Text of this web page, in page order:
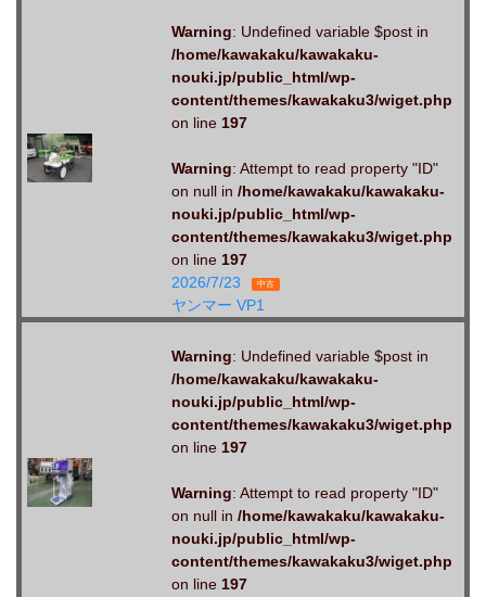
Warning: Undefined variable $post in
/home/kawakaku/kawakaku-
nouki.jp/public_html/wp-
content/themes/kawakaku3/wiget.php
on line 197
Warning: Attempt to read property "ID"
on null in /home/kawakaku/kawakaku-
nouki.jp/public_html/wp-
content/themes/kawakaku3/wiget.php
on line 197
2026/7/23
中古
ヤンマー VP1
Warning: Undefined variable $post in
/home/kawakaku/kawakaku-
nouki.jp/public_html/wp-
content/themes/kawakaku3/wiget.php
on line 197
Warning: Attempt to read property "ID"
on null in /home/kawakaku/kawakaku-
nouki.jp/public_html/wp-
content/themes/kawakaku3/wiget.php
on line 197